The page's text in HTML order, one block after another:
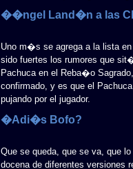
��ngel Land�n a las
Uno m�s se agrega a la lista
sido fuertes los rumores que
Pachuca en el Reba�o
confirmado, y es que el
pujando por el jugador.
�Adi�s Bofo?
Que se queda, que se va, que
docena de diferentes versiones